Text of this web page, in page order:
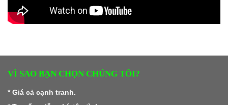
VÌ SAO BẠN CHỌN CHÚNG TÔI?
* Giá cả cạnh tranh.